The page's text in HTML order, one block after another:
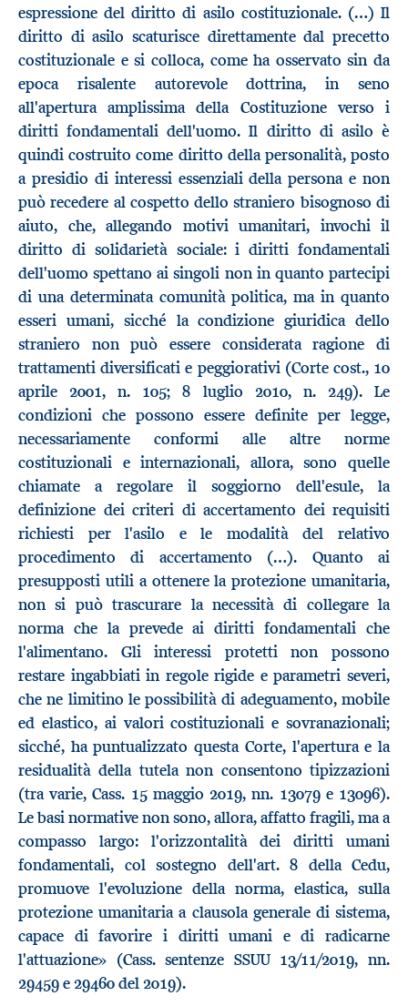
espressione del diritto di asilo costituzionale. (…) Il
diritto di asilo scaturisce direttamente dal precetto
costituzionale e si colloca, come ha osservato sin da
epoca risalente autorevole dottrina, in seno
all'apertura amplissima della Costituzione verso i
diritti fondamentali dell'uomo. Il diritto di asilo è
quindi costruito come diritto della personalità, posto
a presidio di interessi essenziali della persona e non
può recedere al cospetto dello straniero bisognoso di
aiuto, che, allegando motivi umanitari, invochi il
diritto di solidarietà sociale: i diritti fondamentali
dell'uomo spettano ai singoli non in quanto partecipi
di una determinata comunità politica, ma in quanto
esseri umani, sicché la condizione giuridica dello
straniero non può essere considerata ragione di
trattamenti diversificati e peggiorativi (Corte cost., 10
aprile 2001, n. 105; 8 luglio 2010, n. 249). Le
condizioni che possono essere definite per legge,
necessariamente conformi alle altre norme
costituzionali e internazionali, allora, sono quelle
chiamate a regolare il soggiorno dell'esule, la
definizione dei criteri di accertamento dei requisiti
richiesti per l'asilo e le modalità del relativo
procedimento di accertamento (…). Quanto ai
presupposti utili a ottenere la protezione umanitaria,
non si può trascurare la necessità di collegare la
norma che la prevede ai diritti fondamentali che
l'alimentano. Gli interessi protetti non possono
restare ingabbiati in regole rigide e parametri severi,
che ne limitino le possibilità di adeguamento, mobile
ed elastico, ai valori costituzionali e sovranazionali;
sicché, ha puntualizzato questa Corte, l'apertura e la
residualità della tutela non consentono tipizzazioni
(tra varie, Cass. 15 maggio 2019, nn. 13079 e 13096).
Le basi normative non sono, allora, affatto fragili, ma a
compasso largo: l'orizzontalità dei diritti umani
fondamentali, col sostegno dell'art. 8 della Cedu,
promuove l'evoluzione della norma, elastica, sulla
protezione umanitaria a clausola generale di sistema,
capace di favorire i diritti umani e di radicarne
l'attuazione» (Cass. sentenze SSUU 13/11/2019, nn.
29459 e 29460 del 2019).